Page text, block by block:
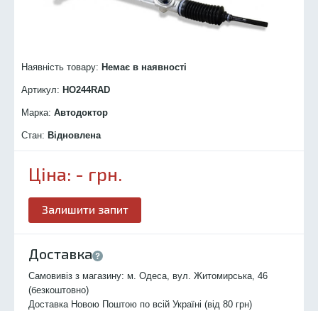
Наявність товару: Немає в наявності
Артикул: HO244RAD
Марка: Автодоктор
Стан: Відновлена
Ціна: - грн.
Залишити запит
Доставка
Самовивіз з магазину: м. Одеса, вул. Житомирська, 46
(безкоштовно)
Доставка Новою Поштою по всій Україні (від 80 грн)